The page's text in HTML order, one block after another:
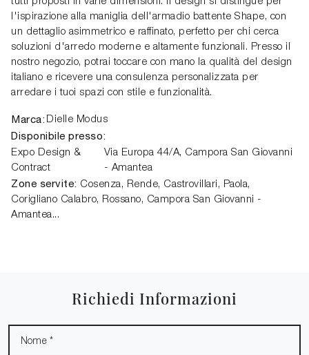
l'ispirazione alla maniglia dell'armadio battente Shape, con
un dettaglio asimmetrico e raffinato, perfetto per chi cerca
soluzioni d'arredo moderne e altamente funzionali. Presso il
nostro negozio, potrai toccare con mano la qualità del design
italiano e ricevere una consulenza personalizzata per
arredare i tuoi spazi con stile e funzionalità.
Marca: Dielle Modus
Disponibile presso:
Expo Design &
Contract
Via Europa 44/A, Campora San Giovanni
- Amantea
Zone servite: Cosenza, Rende, Castrovillari, Paola,
Corigliano Calabro, Rossano, Campora San Giovanni -
Amantea...
Richiedi Informazioni